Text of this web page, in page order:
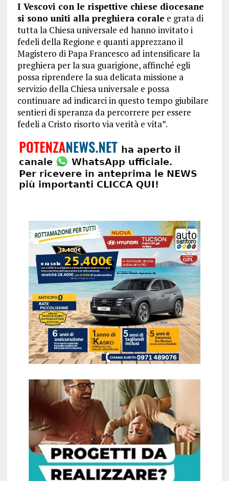
I Vescovi con le rispettive chiese diocesane
si sono uniti alla preghiera corale e grata di
tutta la Chiesa universale ed hanno invitato i
fedeli della Regione e quanti apprezzano il
Magistero di Papa Francesco ad intensificare la
preghiera per la sua guarigione, affinché egli
possa riprendere la sua delicata missione a
servizio della Chiesa universale e possa
continuare ad indicarci in questo tempo giubilare
sentieri di speranza da percorrere per essere
fedeli a Cristo risorto via verità e vita”.